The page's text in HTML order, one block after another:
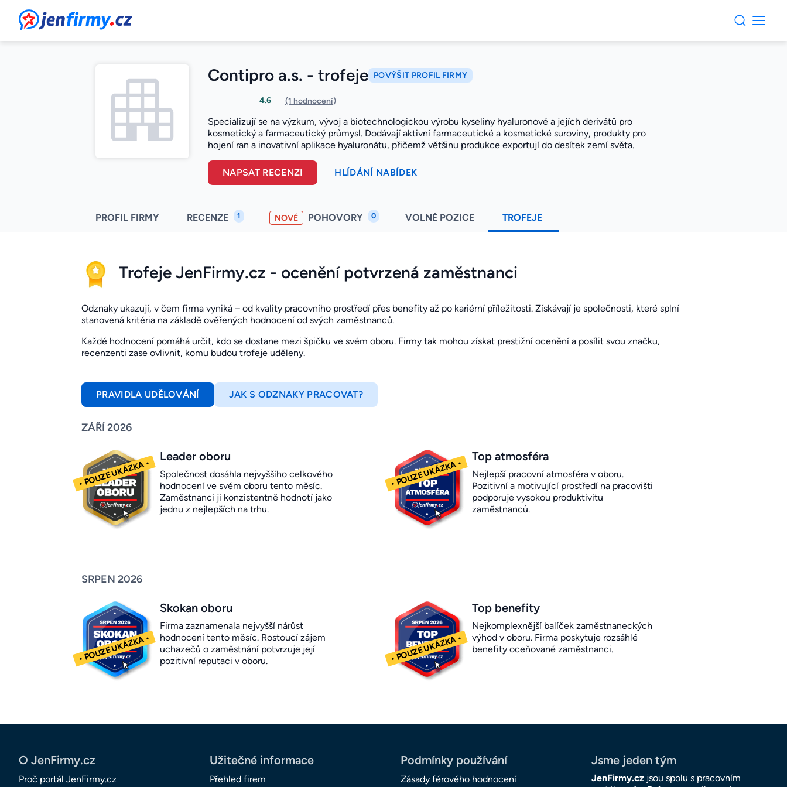
JenFirmy.cz
Contipro a.s. - trofeje POVÝŠIT PROFIL FIRMY
4.6 (1 hodnocení)
Specializují se na výzkum, vývoj a biotechnologickou výrobu kyseliny hyaluronové a jejích derivátů pro
kosmetický a farmaceutický průmysl. Dodávají aktivní farmaceutické a kosmetické suroviny, produkty pro
hojení ran a inovativní aplikace hyaluronátu, přičemž většinu produkce exportují do desítek zemí světa.
NAPSAT RECENZI HLÍDÁNÍ NABÍDEK
PROFIL FIRMY RECENZE 1 NOVÉ POHOVORY 0 VOLNÉ POZICE TROFEJE
Trofeje JenFirmy.cz - ocenění potvrzená zaměstnanci
Odznaky ukazují, v čem firma vyniká – od kvality pracovního prostředí přes benefity až po kariérní příležitosti. Získávají je společnosti, které splní
stanovená kritéria na základě ověřených hodnocení od svých zaměstnanců.
Každé hodnocení pomáhá určit, kdo se dostane mezi špičku ve svém oboru. Firmy tak mohou získat prestižní ocenění a posílit svou značku,
recenzenti zase ovlivnit, komu budou trofeje uděleny.
PRAVIDLA UDĚLOVÁNÍ JAK S ODZNAKY PRACOVAT?
ZÁŘÍ 2026
Leader oboru
Společnost dosáhla nejvyššího celkového
hodnocení ve svém oboru tento měsíc.
Zaměstnanci ji konzistentně hodnotí jako
jednu z nejlepších na trhu.
Top atmosféra
Nejlepší pracovní atmosféra v oboru.
Pozitivní a motivující prostředí na pracovišti
podporuje vysokou produktivitu
zaměstnanců.
SRPEN 2026
Skokan oboru
Firma zaznamenala nejvyšší nárůst
hodnocení tento měsíc. Rostoucí zájem
uchazečů o zaměstnání potvrzuje její
pozitivní reputaci v oboru.
Top benefity
Nejkomplexnější balíček zaměstnaneckých
výhod v oboru. Firma poskytuje rozsáhlé
benefity oceňované zaměstnanci.
O JenFirmy.cz
Proč portál JenFirmy.cz
Užitečné informace
Přehled firem
Podmínky používání
Zásady férového hodnocení
Jsme jeden tým
JenFirmy.cz jsou spolu s pracovním